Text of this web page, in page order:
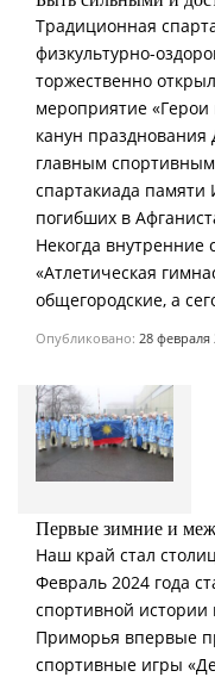
Традиционная
физкультурно-
торжественно
мероприятие
канун
главным
спартакиада
погибших в
Некогда
«Атлетическая
общегородские, а
Опубликовано: 28 февраля
Первые зимние и
Наш край стал
Февраль 2024 года
спортивной истории
Приморья впервые
спортивные игры